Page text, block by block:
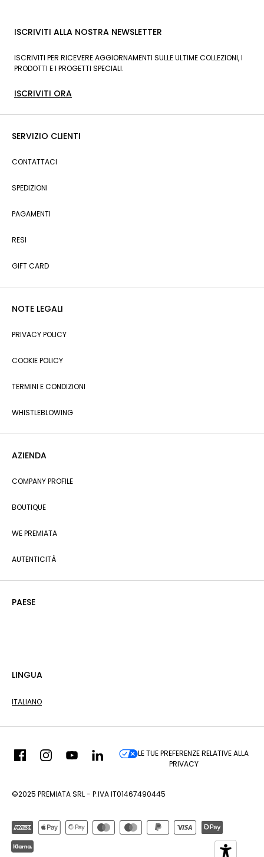
ISCRIVITI ALLA NOSTRA NEWSLETTER
ISCRIVITI PER RICEVERE AGGIORNAMENTI SULLE ULTIME COLLEZIONI, I
PRODOTTI E I PROGETTI SPECIALI.
ISCRIVITI ORA
SERVIZIO CLIENTI
CONTATTACI
SPEDIZIONI
PAGAMENTI
RESI
GIFT CARD
NOTE LEGALI
PRIVACY POLICY
COOKIE POLICY
TERMINI E CONDIZIONI
WHISTLEBLOWING
AZIENDA
COMPANY PROFILE
BOUTIQUE
WE PREMIATA
AUTENTICITÀ
PAESE
LINGUA
ITALIANO
LE TUE PREFERENZE RELATIVE ALLA
PRIVACY
©2025 PREMIATA SRL - P.IVA IT01467490445